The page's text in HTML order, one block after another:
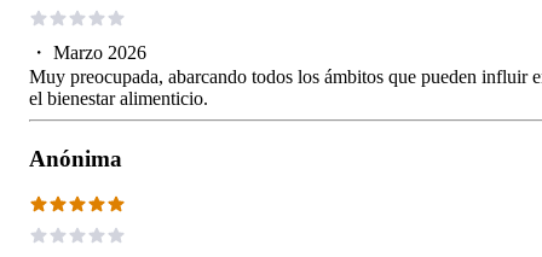
・ Marzo 2026
Muy preocupada, abarcando todos los ámbitos que pueden influir
el bienestar alimenticio.
Anónima